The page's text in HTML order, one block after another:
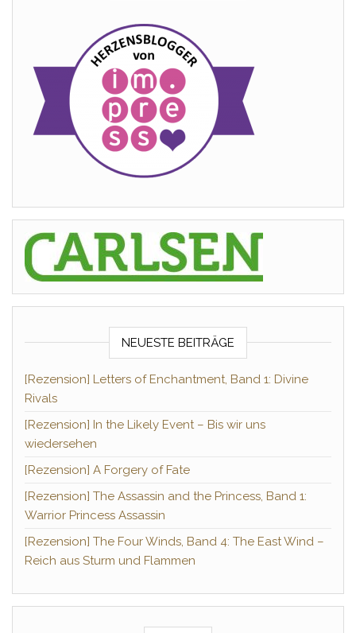
NEUESTE BEITRÄGE
[Rezension] Letters of Enchantment, Band 1: Divine
Rivals
[Rezension] In the Likely Event – Bis wir uns
wiedersehen
[Rezension] A Forgery of Fate
[Rezension] The Assassin and the Princess, Band 1:
Warrior Princess Assassin
[Rezension] The Four Winds, Band 4: The East Wind –
Reich aus Sturm und Flammen